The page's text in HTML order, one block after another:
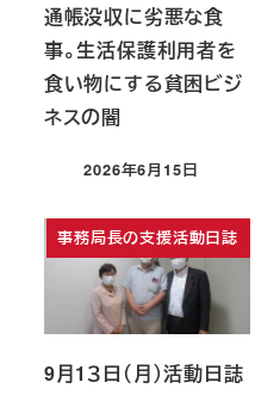
通帳没収に劣悪な食
事。生活保護利用者を
食い物にする貧困ビジ
ネスの闇
投稿日
2026年6月15日
事務局長の支援活動日誌
9月1３日（月）活動日誌